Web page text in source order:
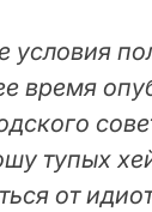
условия
время
тупых
от